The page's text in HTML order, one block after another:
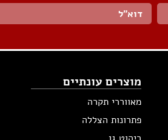
מוצרים עונתיים
מאווררי תקרה
פתרונות הצללה